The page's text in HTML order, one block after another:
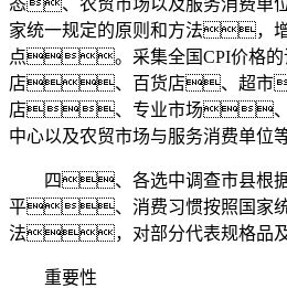
家统一规定的原则和方法，增
点。采集全国CPI价格的
店、百货店、超市
店、专业市场
中心以及农贸市场与服务消费单
四、各选中调查市县根
平、消费习惯按照国家统
法，对部分代表规格品
重要性